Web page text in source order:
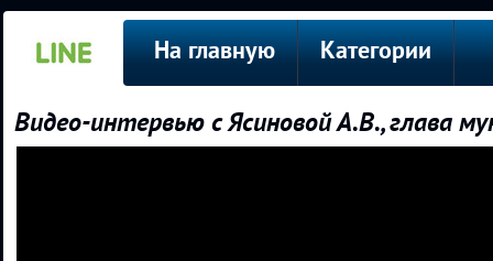
На главную Категории
Видео-интервью с Ясиновой А.В., глава